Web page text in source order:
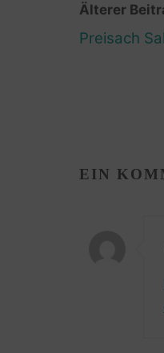
Älterer
Preisach
EIN